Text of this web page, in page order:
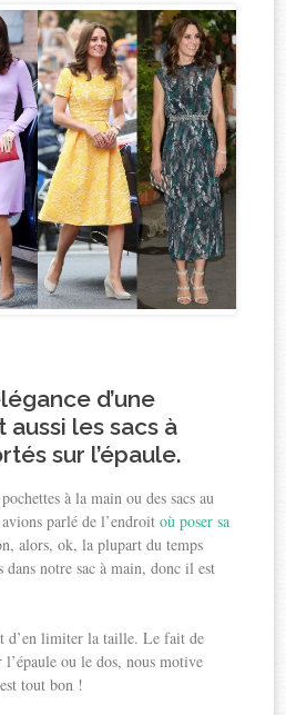
d’une
aussi les sacs à
sur l’épaule.
à la main ou des sacs au
parlé de l’endroitoù poser sa
alors, ok, la plupart du temps
dans notre sac à main, donc il est
d’en limiter la taille. Le fait de
ou le dos, nous motive
tout bon !